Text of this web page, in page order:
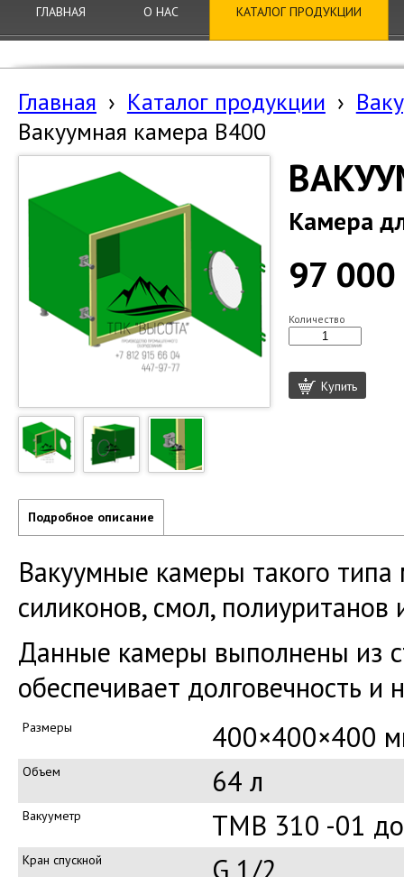
ГЛАВНАЯ О НАС КАТАЛОГ ПРОДУКЦИИ
Главная › Каталог продукции ›
Вакуумная камера B400
Камера
97 000
Количество
Купить
Подробное описание
Вакуумные камеры такого
силиконов, смол,
Данные камеры выполнены из
обеспечивает долговечность
Размеры 400×400×400
Объем 64 л
Вакууметр ТМВ 310 -01
Кран спускной G 1/2